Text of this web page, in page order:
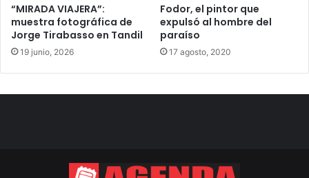
“MIRADA VIAJERA”:
muestra fotográfica de
Jorge Tirabasso en Tandil
19 junio, 2026
Fodor, el pintor que
expulsó al hombre del
paraíso
17 agosto, 2020